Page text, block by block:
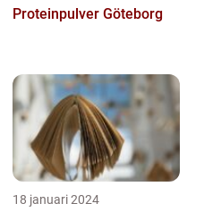
Proteinpulver Göteborg
18 januari 2024